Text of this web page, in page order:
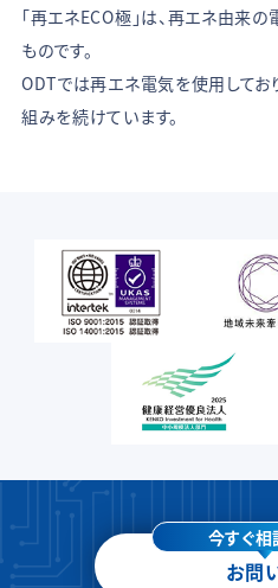
「再エネECO極」は、再エネ由来
ものです。
ODTでは再エネ電気を使用してお
組みを続けています。
今すぐ相
お問